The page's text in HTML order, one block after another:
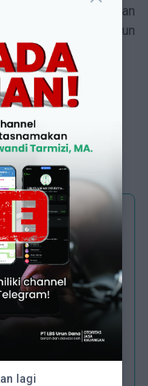
dan
bersama LBS Urun
di dunia jurnalistik,
lagi